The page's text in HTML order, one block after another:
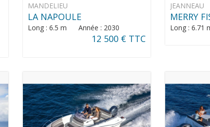
MANDELIEU
LA NAPOULE
Long : 6.5 m Année : 2030
12 500 € TTC
JEANNEAU
MERRY
Long :